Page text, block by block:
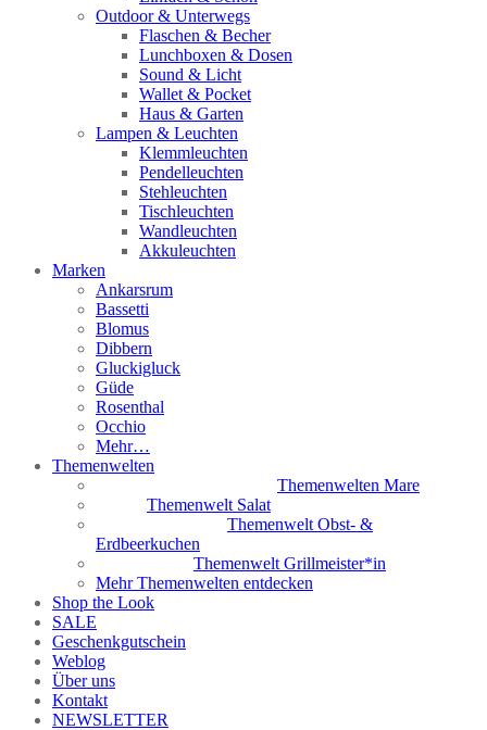
Outdoor & Unterwegs
Flaschen & Becher
Lunchboxen & Dosen
Sound & Licht
Wallet & Pocket
Haus & Garten
Lampen & Leuchten
Klemmleuchten
Pendelleuchten
Stehleuchten
Tischleuchten
Wandleuchten
Akkuleuchten
Marken
Ankarsrum
Bassetti
Blomus
Dibbern
Gluckigluck
Güde
Rosenthal
Occhio
Mehr…
Themenwelten
Themenwelten Mare
Themenwelt Salat
Themenwelt Obst- &
Erdbeerkuchen
Themenwelt Grillmeister*in
Mehr Themenwelten entdecken
Shop the Look
SALE
Geschenkgutschein
Weblog
Über uns
Kontakt
NEWSLETTER